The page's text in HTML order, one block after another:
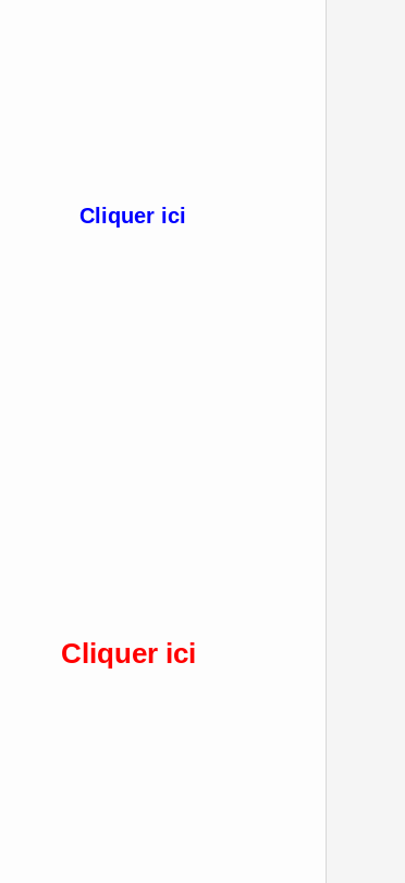
Cliquer ici
Cliquer ici